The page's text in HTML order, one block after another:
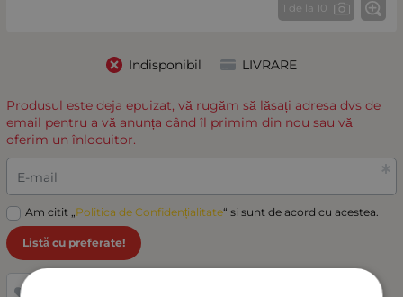
1 de la 10
Indisponibil LIVRARE
Produsul este deja epuizat, vă rugăm să lăsați adresa dvs de
email pentru a vă anunța când îl primim din nou sau vă
oferim un înlocuitor.
E-mail
Am citit „Politica de Confidențialitate“ si sunt de acord cu acestea.
Listă cu preferate!